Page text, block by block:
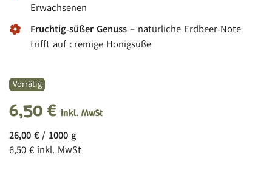
Erwachsenen
Fruchtig‑süßer Genuss – natürliche Erdbeer‑Note
trifft auf cremige Honigsüße
Vorrätig
6,50€ inkl. MwSt
26,00 € / 1000 g
6,50 € inkl. MwSt